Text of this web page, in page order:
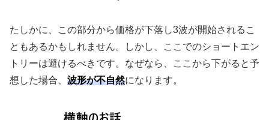
たしかに、この部分から価格が下落し3波が開始されるこ
ともあるかもしれません。しかし、ここでのショートエン
トリーは避けるべきです。なぜなら、ここから下がると予
想した場合、 波形が不自然になります。